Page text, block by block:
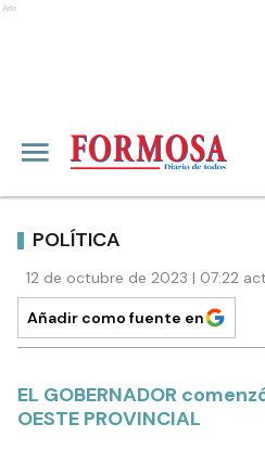
Ads
POLÍTICA
12 de octubre de 2023 | 07:22
Añadir como fuente en
EL GOBERNADOR
OESTE PROVINCIAL